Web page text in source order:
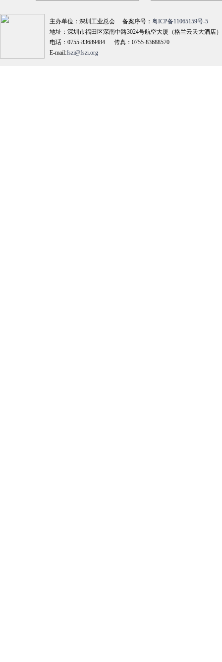
主办单位：深圳工业总会 备案序号： 粤ICP备11065159号-5
地址：深圳市福田区深南中路3024号航空大厦（格兰云天大酒店
电话：0755-83689484 传真：0755-83688570
E-mail:fszi@fszi.org